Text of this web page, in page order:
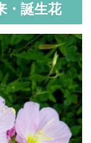
・誕生花